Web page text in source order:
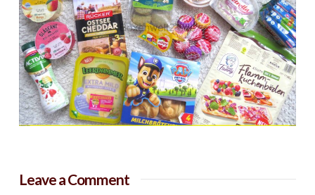
Leave a Comment